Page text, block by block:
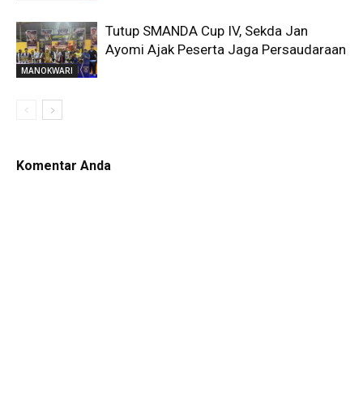
MANOKWARI
Tutup SMANDA Cup IV, Sekda Jan
Ayomi Ajak Peserta Jaga Persaudaraan
Komentar Anda